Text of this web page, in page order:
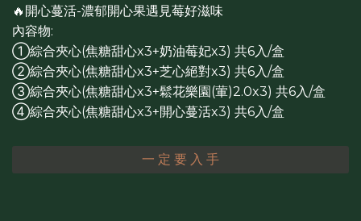
🔥開心蔓活-濃郁開心果遇見莓好滋味
內容物:
①綜合夾心(焦糖甜心x3+奶油莓妃x3) 共6入/盒
②綜合夾心(焦糖甜心x3+芝心絕對x3) 共6入/盒
③綜合夾心(焦糖甜心x3+鬆花樂園(葷)2.0x3) 共6入/盒
④綜合夾心(焦糖甜心x3+開心蔓活x3) 共6入/盒
一 定 要 入 手